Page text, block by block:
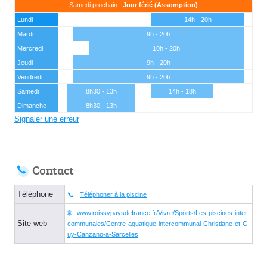
Samedi prochain : Jour férié (Assomption)
Lundi
14h - 20h
Mardi
9h - 20h
Mercredi
10h - 20h
Jeudi
9h - 20h
Vendredi
9h - 20h
Samedi
8h30 - 13h
14h - 18h
Dimanche
8h30 - 13h
Signaler une erreur
Contact
Téléphone Téléphoner à la piscine
Site web
www.roissypaysdefrance.fr/Vivre/Sports/Les-piscines-inter
communales/Centre-aquatique-intercommunal-Christiane-et-G
uy-Canzano-a-Sarcelles